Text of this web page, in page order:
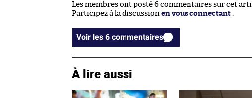
Les membres ont posté 6 commentaires sur cet
Participez à la discussion en vous connectant .
Voir les 6 commentaires
À lire aussi